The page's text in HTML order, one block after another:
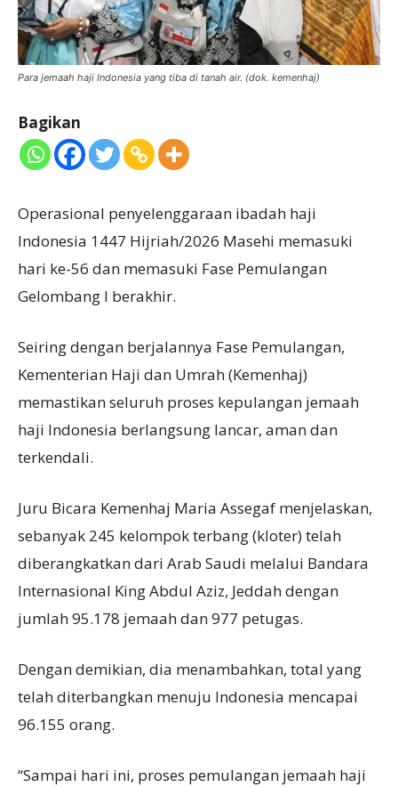
Para jemaah haji Indonesia yang tiba di tanah air. (dok. kemenhaj)
Bagikan
Operasional penyelenggaraan ibadah haji
Indonesia 1447 Hijriah/2026 Masehi memasuki
hari ke-56 dan memasuki Fase Pemulangan
Gelombang I berakhir.
Seiring dengan berjalannya Fase Pemulangan,
Kementerian Haji dan Umrah (Kemenhaj)
memastikan seluruh proses kepulangan jemaah
haji Indonesia berlangsung lancar, aman dan
terkendali.
Juru Bicara Kemenhaj Maria Assegaf menjelaskan,
sebanyak 245 kelompok terbang (kloter) telah
diberangkatkan dari Arab Saudi melalui Bandara
Internasional King Abdul Aziz, Jeddah dengan
jumlah 95.178 jemaah dan 977 petugas.
Dengan demikian, dia menambahkan, total yang
telah diterbangkan menuju Indonesia mencapai
96.155 orang.
“Sampai hari ini, proses pemulangan jemaah haji